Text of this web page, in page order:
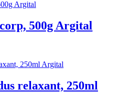
500g Argital
relaxant, 250ml